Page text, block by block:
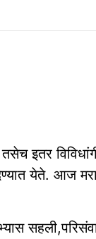
तसेच इतर
येते. आज